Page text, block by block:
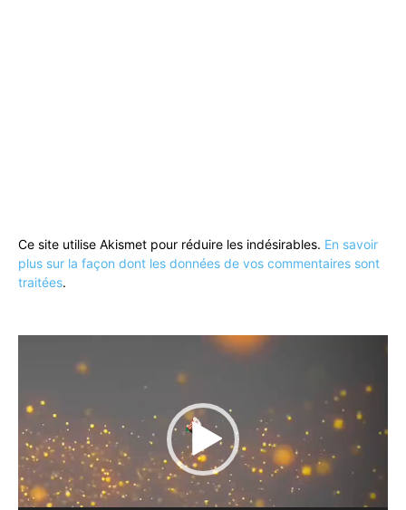
Ce site utilise Akismet pour réduire les indésirables. En savoir
plus sur la façon dont les données de vos commentaires sont
traitées.